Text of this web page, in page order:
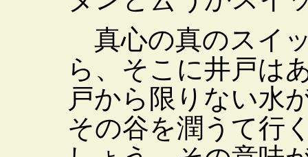
真心の真のスイ
ら、そこに井戸は
戸から限りない水
その谷を潤うて行